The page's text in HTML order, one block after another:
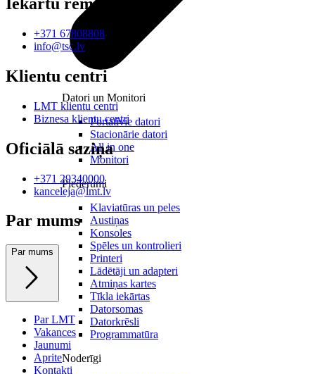
Datori un Monitori
Portatīvie datori
Stacionārie datori
All in one
Monitori
Piederumi
Klaviatūras un peles
Austiņas
Konsoles
Spēles un kontrolieri
Printeri
Lādētāji un adapteri
Atmiņas kartes
Tīkla iekārtas
Datorsomas
Datorkrēsli
Programmatūra
Noderīgi
+371 67808808
info@tsc.lv
Klientu centri
LMT klientu centri
Biznesa klientu centri
Oficiālā saziņa
+371 29340000
kanceleja@lmt.lv
Par mums
Par mums
Par LMT
Vakances
Jaunumi
Aprite
Kontakti